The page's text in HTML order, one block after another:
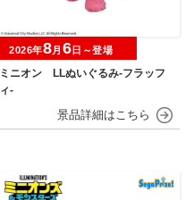
ミニオン LLぬいぐるみ‐フラッフ
ィ‐
2026年8月 6日～登場